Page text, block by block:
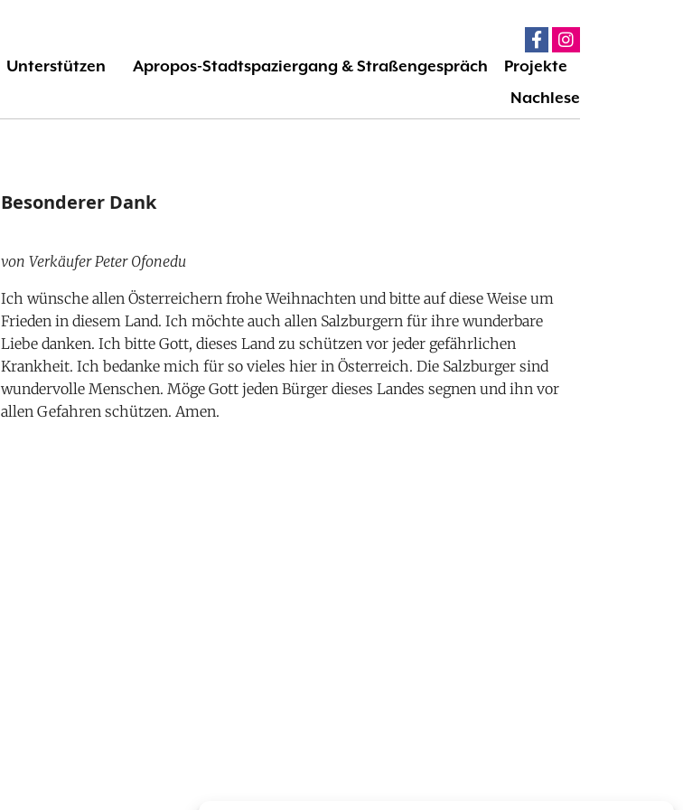
Unterstützen Apropos-Stadtspaziergang & Straßengespräch
Projekte
Nachlese
Besonderer Dank
von Verkäufer Peter Ofonedu
Ich wünsche allen Österreichern frohe Weihnachten und bitte auf diese Weise um
Frieden in diesem Land. Ich möchte auch allen Salzburgern für ihre wunderbare
Liebe danken. Ich bitte Gott, dieses Land zu schützen vor jeder gefährlichen
Krankheit. Ich bedanke mich für so vieles hier in Österreich. Die Salzburger sind
wundervolle Menschen. Möge Gott jeden Bürger dieses Landes segnen und ihn vor
allen Gefahren schützen. Amen.